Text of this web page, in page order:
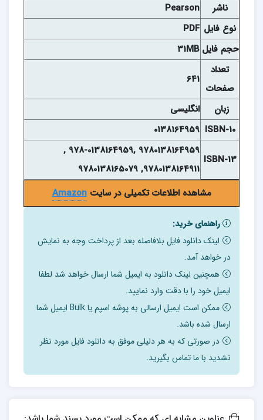
ناشر
Pearson
نوع فايل PDF
حجم فايل 31MB
تعداد
صفحات
641
زبان
انگلیسی
ISBN-10
0138164959
ISBN-13
9780138164959 ,978-0138164959 ,
9780138164911, 9780138165079
مشاهده اطلاعات تکمیلی در سایتAmazon
راهنمای خرید:
لینک دانلود فایل بلافاصله بعد از پرداخت وجه به نمایش
در خواهد آمد.
همچنین لینک دانلود به ایمیل شما ارسال خواهد شد لطفا
ایمیل خود را با دقت وارد نمایید.
ممکن است ایمیل ارسالی به پوشه اسپم یا Bulk ایمیل شما
ارسال شده باشد.
در صورتی که به هر دلیلی موفق به دانلود فایل مورد نظر
نشدید با ما تماس بگیرید.